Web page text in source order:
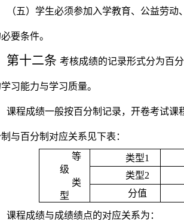
（五）学生必须参加入学教育、公益劳
要条件。
第十二条 考核成绩的记录形式分为百
习能力与学习质量。
课程成绩一般按百分制记录，开卷考试
与百分制对应关系见下表：
等
级
类
型
类型1
类型2
分值
课程成绩与成绩绩点的对应关系为：